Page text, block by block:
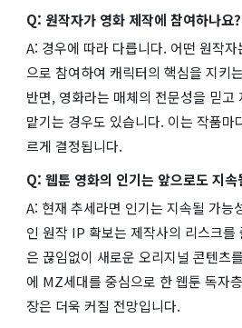
Q: 원작자가 영화 제작에 참여하나요?
A: 경우에 따라 다릅니다. 어떤 원작
으로 참여하여 캐릭터의 핵심을 지키
반면, 영화라는 매체의 전문성을 믿고
맡기는 경우도 있습니다. 이는 작품마
르게 결정됩니다.
Q: 웹툰 영화의 인기는 앞으로도 지속
A: 현재 추세라면 인기는 지속될 가능
인 원작 IP 확보는 제작사의 리스크
은 끊임없이 새로운 오리지널 콘텐츠
에 MZ세대를 중심으로 한 웹툰 독자
장은 더욱 커질 전망입니다.